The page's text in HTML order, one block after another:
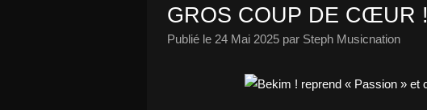
GROS COUP DE CŒUR !
Publié le 24 Mai 2025 par Steph Musicnation